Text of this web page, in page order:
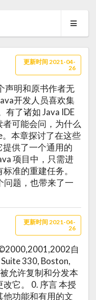
更新时间 2021-04-
26
声明和原书作者无
开发人员喜欢集
有了诸如 Java IDE
可能会问，为什么
。本章探讨了在这些
提供了一个通用的
项目中，只需进
准的重建任务。
问题，也带来了一
更新时间 2021-04-
26
自
330, Boston,
允许复制和分发本
它。 0. 序言 本授
功能和有用的文